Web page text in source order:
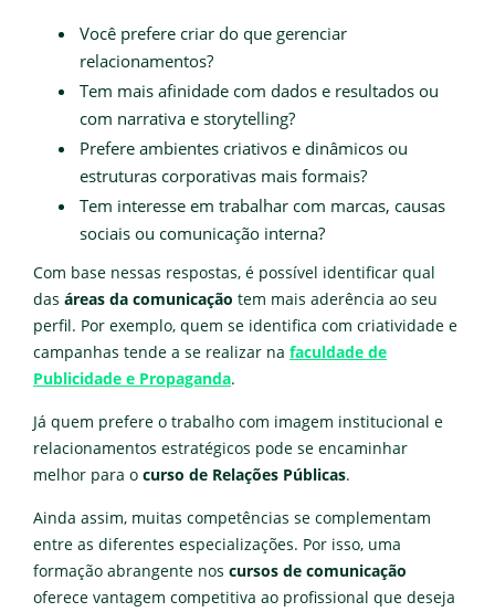
Você prefere criar do que gerenciar
relacionamentos?
Tem mais afinidade com dados e resultados ou
com narrativa e storytelling?
Prefere ambientes criativos e dinâmicos ou
estruturas corporativas mais formais?
Tem interesse em trabalhar com marcas, causas
sociais ou comunicação interna?
Com base nessas respostas, é possível identificar qual
das áreas da comunicação tem mais aderência ao seu
perfil. Por exemplo, quem se identifica com criatividade e
campanhas tende a se realizar na faculdade de
Publicidade e Propaganda.
Já quem prefere o trabalho com imagem institucional e
relacionamentos estratégicos pode se encaminhar
melhor para o curso de Relações Públicas.
Ainda assim, muitas competências se complementam
entre as diferentes especializações. Por isso, uma
formação abrangente nos cursos de comunicação
oferece vantagem competitiva ao profissional que deseja